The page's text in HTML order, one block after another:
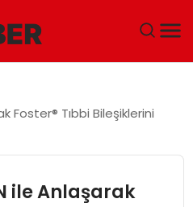
Foster® Tıbbi Bileşiklerini
ile Anlaşarak